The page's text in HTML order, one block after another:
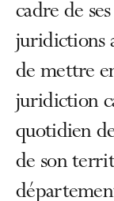
cadre de
juridictions
de mettre
juridiction
quotidien
de son